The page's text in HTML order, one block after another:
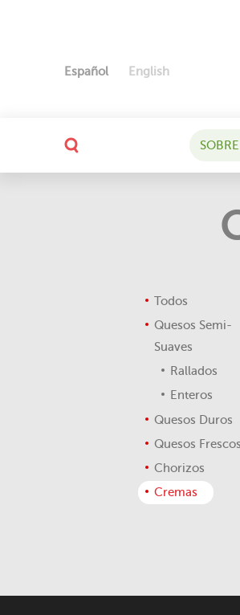
Español English
Todos
Quesos Semi-
Suaves
Rallados
Enteros
Quesos Duros
Quesos Frescos
Chorizos
Cremas